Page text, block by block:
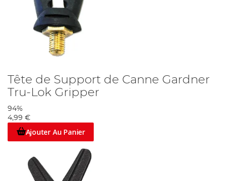
Tête de Support de Canne Gardner
Tru-Lok Gripper
94%
4,99 €
Ajouter Au Panier